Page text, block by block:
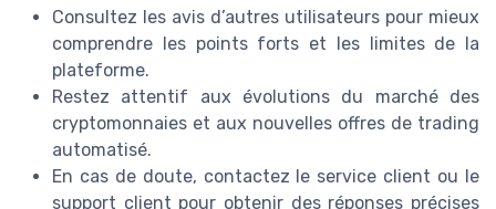
Consultez les avis d’autres utilisateurs pour mieux
comprendre les points forts et les limites de la
plateforme.
Restez attentif aux évolutions du marché des
cryptomonnaies et aux nouvelles offres de trading
automatisé.
En cas de doute, contactez le service client ou le
support client pour obtenir des réponses précises